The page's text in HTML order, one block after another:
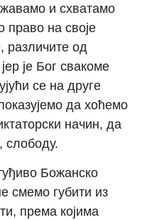
и схватамо
право на своје
различите од
је Бог свакоме
се на друге
да хоћемо
начин, да
слободу.
Божанско
смемо губити из
према којима